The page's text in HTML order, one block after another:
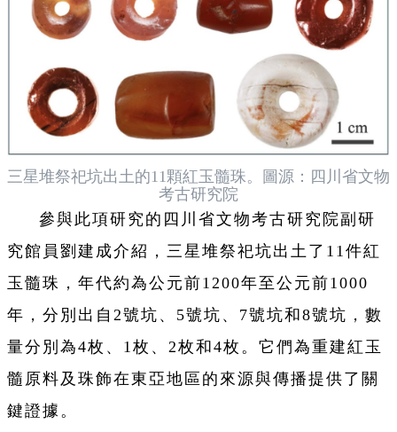
三星堆祭祀坑出土的11顆紅玉髓珠。圖源：四川省文物
考古研究院
參與此項研究的四川省文物考古研究院副研
究館員劉建成介紹，三星堆祭祀坑出土了11件紅
玉髓珠，年代約為公元前1200年至公元前1000
年，分別出自2號坑、5號坑、7號坑和8號坑，數
量分別為4枚、1枚、2枚和4枚。它們為重建紅玉
髓原料及珠飾在東亞地區的來源與傳播提供了關
鍵證據。